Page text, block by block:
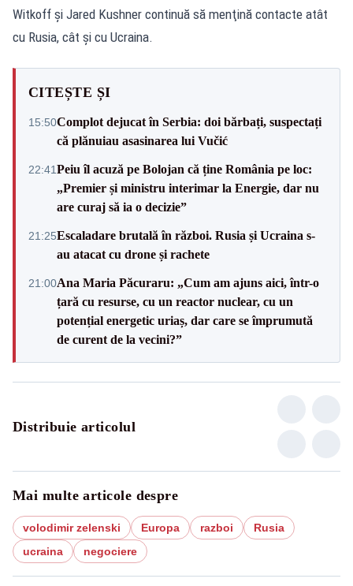
Witkoff şi Jared Kushner continuă să menţină contacte atât
cu Rusia, cât şi cu Ucraina.
CITEȘTE ȘI
15:50Complot dejucat în Serbia: doi bărbați, suspectați
că plănuiau asasinarea lui Vučić
22:41Peiu îl acuză pe Bolojan că ține România pe loc:
„Premier și ministru interimar la Energie, dar nu
are curaj să ia o decizie”
21:25Escaladare brutală în război. Rusia și Ucraina s-
au atacat cu drone și rachete
21:00Ana Maria Păcuraru: „Cum am ajuns aici, într-o
țară cu resurse, cu un reactor nuclear, cu un
potențial energetic uriaș, dar care se împrumută
de curent de la vecini?”
Distribuie articolul
Mai multe articole despre
volodimir zelenski Europa razboi
Rusia
ucraina
negociere